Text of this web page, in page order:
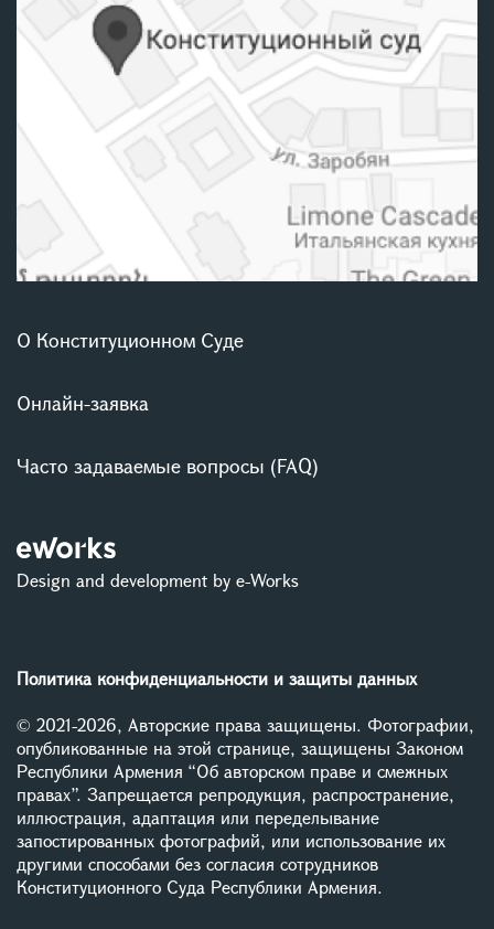
О Конституционном Суде
Онлайн-заявка
Часто задаваемые вопросы (FAQ)
Design and development by e-Works
Политика конфиденциальности и защиты данных
© 2021-2026, Авторские права защищены. Фотографии,
опубликованные на этой странице, защищены Законом
Республики Армения “Об авторском праве и смежных
правах”. Запрещается репродукция, распространение,
иллюстрация, адаптация или переделывание
запостированных фотографий, или использование их
другими способами без согласия сотрудников
Конституционного Суда Республики Армения.